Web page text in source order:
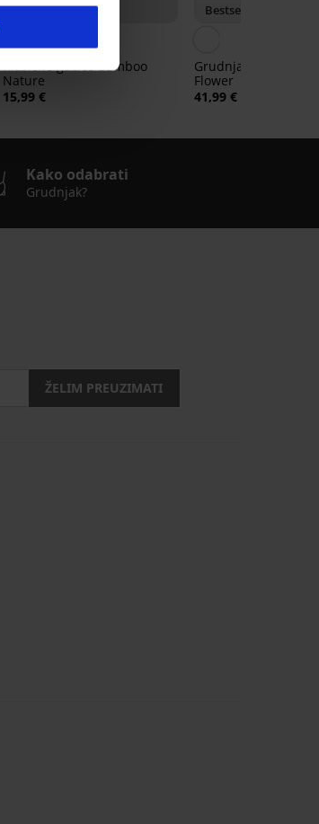
3+1 GRATIS
Klasične gaćice Bamboo
Nature
15,99 €
Bestseller
Grudnjak Spacer
Flower
41,99 €
Kako odabrati
Grudnjak?
ŽELIM PREUZIMATI